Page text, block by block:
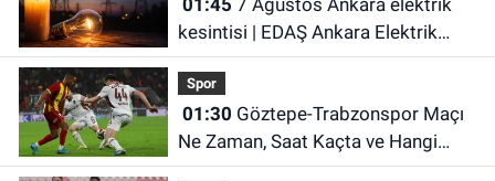
kesintisi | EDAŞ Ankara Elektrik
Kesintisi
Spor
01:30
Ne Zaman, Saat Kaçta ve Hangi
Kanalda?